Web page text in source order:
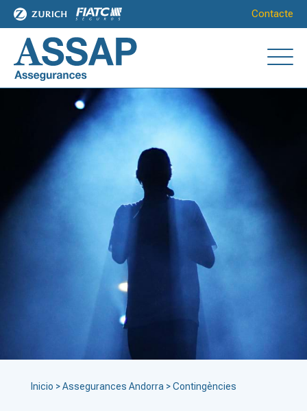
Contacte
Inicio >Assegurances Andorra >Contingències